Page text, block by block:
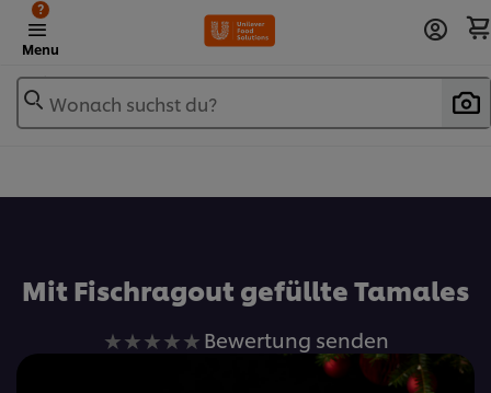
Menu
?
Wonach suchst du?
Mit Fischragout gefüllte Tamales
Keine
Bewertungen
Bewertung senden